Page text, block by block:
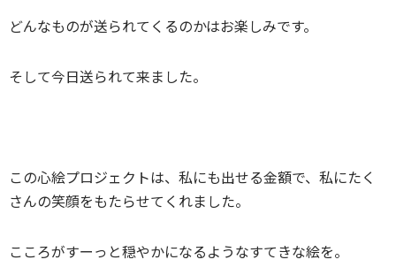
どんなものが送られてくるのかはお楽しみです。
そして今日送られて来ました。
この心絵プロジェクトは、私にも出せる金額で、私にたく
さんの笑顔をもたらせてくれました。
こころがすーっと穏やかになるようなすてきな絵を。